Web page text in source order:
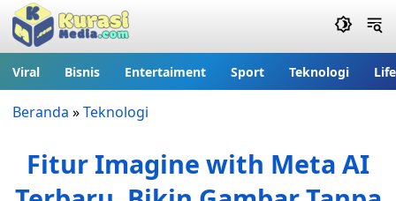
Viral Bisnis Entertaiment Sport Teknologi
Beranda »Teknologi
Fitur Imagine with Meta AI